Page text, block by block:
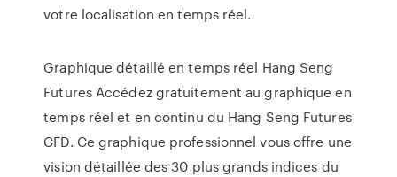
votre localisation en temps réel.
Graphique détaillé en temps réel Hang Seng
Futures Accédez gratuitement au graphique en
temps réel et en continu du Hang Seng Futures
CFD. Ce graphique professionnel vous offre une
vision détaillée des 30 plus grands indices du